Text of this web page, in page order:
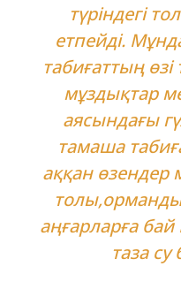
түріндегі
етпейді.
табиғаттың өзі
мұздықтар
аясындағы
тамаша
аққан өзендер
аңғарларға
таза су